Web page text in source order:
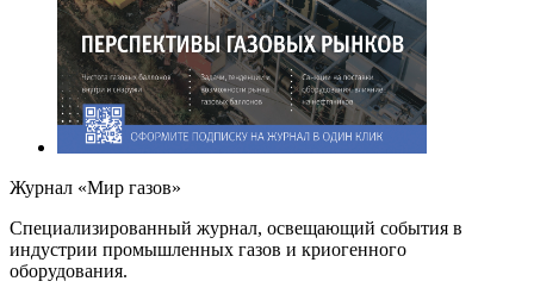
Журнал «Мир газов»
Cпециализированный журнал, освещающий события в
индустрии промышленных газов и криогенного
оборудования.